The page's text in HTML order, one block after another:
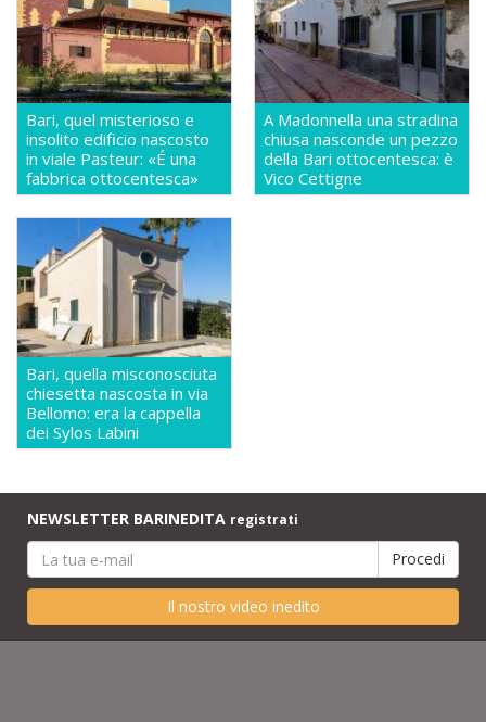
Bari, quel misterioso e
insolito edificio nascosto
in viale Pasteur: «É una
fabbrica ottocentesca»
A Madonnella una stradina
chiusa nasconde un pezzo
della Bari ottocentesca: è
Vico Cettigne
Bari, quella misconosciuta
chiesetta nascosta in via
Bellomo: era la cappella
dei Sylos Labini
NEWSLETTER BARINEDITA registrati
Il nostro video inedito